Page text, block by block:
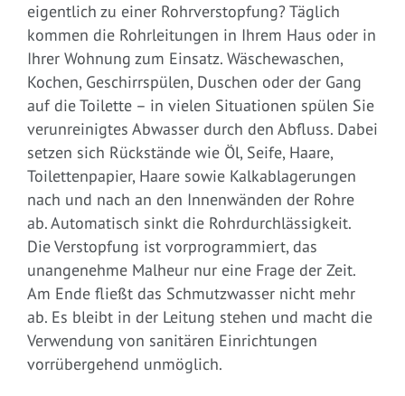
eigentlich zu einer Rohrverstopfung? Täglich
kommen die Rohrleitungen in Ihrem Haus oder in
Ihrer Wohnung zum Einsatz. Wäschewaschen,
Kochen, Geschirrspülen, Duschen oder der Gang
auf die Toilette – in vielen Situationen spülen Sie
verunreinigtes Abwasser durch den Abfluss. Dabei
setzen sich Rückstände wie Öl, Seife, Haare,
Toilettenpapier, Haare sowie Kalkablagerungen
nach und nach an den Innenwänden der Rohre
ab. Automatisch sinkt die Rohrdurchlässigkeit.
Die Verstopfung ist vorprogrammiert, das
unangenehme Malheur nur eine Frage der Zeit.
Am Ende fließt das Schmutzwasser nicht mehr
ab. Es bleibt in der Leitung stehen und macht die
Verwendung von sanitären Einrichtungen
vorrübergehend unmöglich.